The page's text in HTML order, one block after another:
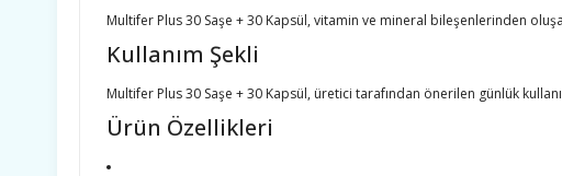
Multifer Plus 30 Saşe + 30 Kapsül, vitamin ve mineral bileşenlerinden
Kullanım Şekli
Multifer Plus 30 Saşe + 30 Kapsül, üretici tarafından önerilen günlük
Ürün Özellikleri